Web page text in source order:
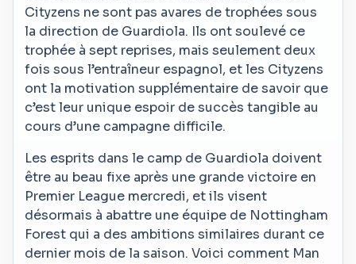
Cityzens ne sont pas avares de trophées sous
la direction de Guardiola. Ils ont soulevé ce
trophée à sept reprises, mais seulement deux
fois sous l’entraîneur espagnol, et les Cityzens
ont la motivation supplémentaire de savoir que
c’est leur unique espoir de succès tangible au
cours d’une campagne difficile.
Les esprits dans le camp de Guardiola doivent
être au beau fixe après une grande victoire en
Premier League mercredi, et ils visent
désormais à abattre une équipe de Nottingham
Forest qui a des ambitions similaires durant ce
dernier mois de la saison. Voici comment Man